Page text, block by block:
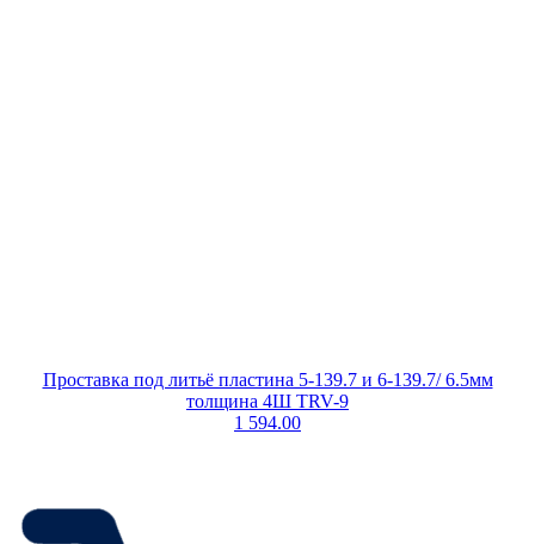
Проставка под литьё пластина 5-139.7 и 6-139.7/ 6.5мм
толщина 4Ш TRV-9
1 594.00